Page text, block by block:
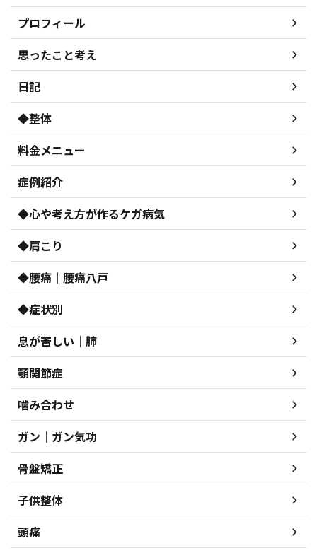
プロフィール
思ったこと考え
日記
◆整体
料金メニュー
症例紹介
◆心や考え方が作るケガ病気
◆肩こり
◆腰痛｜腰痛八戸
◆症状別
息が苦しい｜肺
顎関節症
噛み合わせ
ガン｜ガン気功
骨盤矯正
子供整体
頭痛